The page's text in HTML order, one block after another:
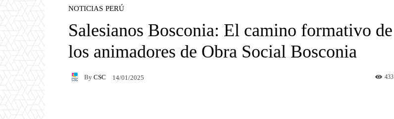
NOTICIAS PERÚ
Salesianos Bosconia: El camino formativo de
los animadores de Obra Social Bosconia
By CSC 14/01/2025 433